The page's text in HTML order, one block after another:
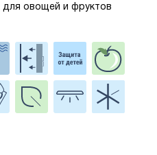
для овощей и фруктов